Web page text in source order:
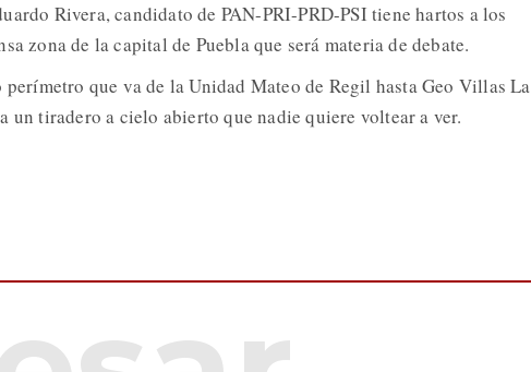
Rivera, candidato de PAN-PRI-PRD-PSI tiene hartos a los
zona de la capital de Puebla que será materia de debate.
perímetro que va de la Unidad Mateo de Regil hasta Geo Villas La
un tiradero a cielo abierto que nadie quiere voltear a ver.